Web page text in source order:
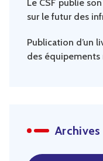
Le CSF publie
sur le futur des
Publication d’un
des équipements
Archives